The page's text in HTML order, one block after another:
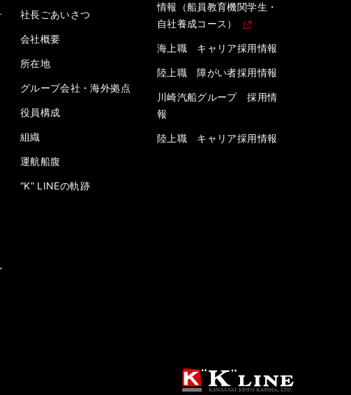
社長ごあいさつ
会社概要
所在地
グループ会社・海外拠点
役員構成
組織
運航船腹
“K” LINEの軌跡
情報（船員教育機関学生・
自社養成コース）
海上職 キャリア採用情報
陸上職 障がい者採用情報
川崎汽船グループ 採用情
報
陸上職 キャリア採用情報